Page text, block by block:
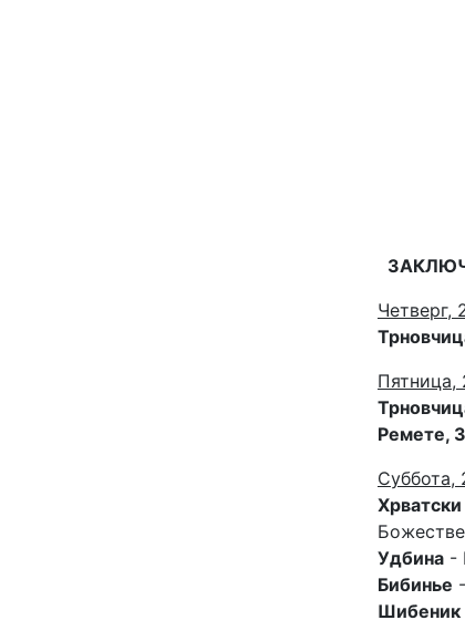
Четверг,
Пятница,
Ремете,
Суббота,
Удбина -
Бибинье
Шибеник